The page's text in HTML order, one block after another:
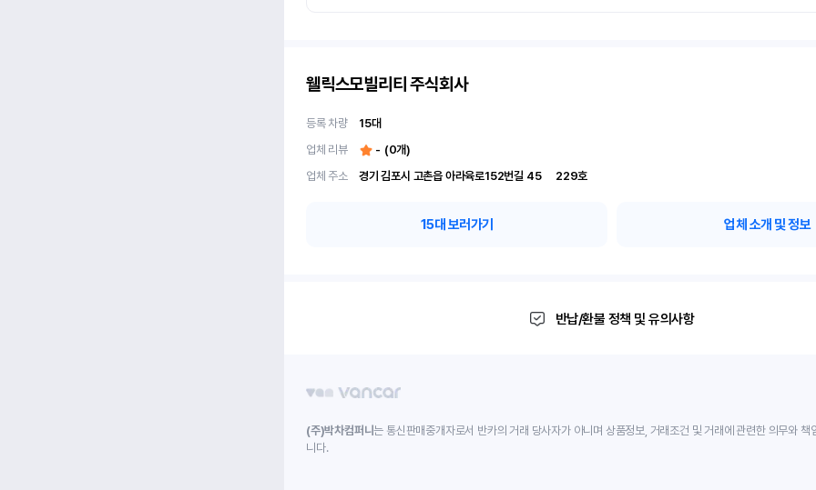
웰릭스모빌리티 주식회사
등록 차량 15대
업체 리뷰
- (0개)
업체 주소
경기 김포시 고촌읍 아라육로152번길 45	229호
15대 보러가기 업체 소개 및 정보
반납/환불 정책 및 유의사항
(주)박차컴퍼니는 통신판매중개자로서 반카의 거래 당사자가 아니며 상품정보, 거래조건 및 거래에 관련한 의무와 책
니다.